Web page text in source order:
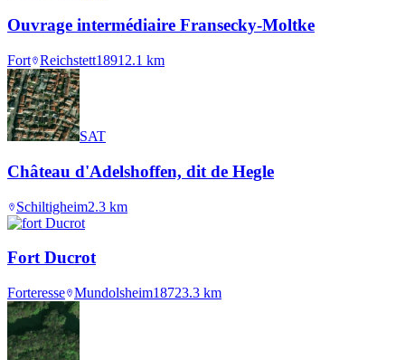
Ouvrage intermédiaire Fransecky-Moltke
Fort Reichstett1891 2.1 km
SAT
Château d'Adelshoffen, dit de Hegle
Schiltigheim2.3 km
Fort Ducrot
Forteresse Mundolsheim18723.3 km